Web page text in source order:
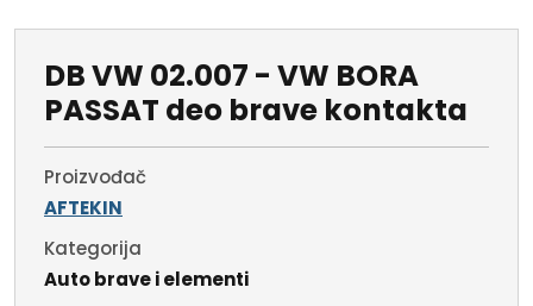
DB VW 02.007 - VW BORA
PASSAT deo brave kontakta
Proizvođač
AFTEKIN
Kategorija
Auto brave i elementi